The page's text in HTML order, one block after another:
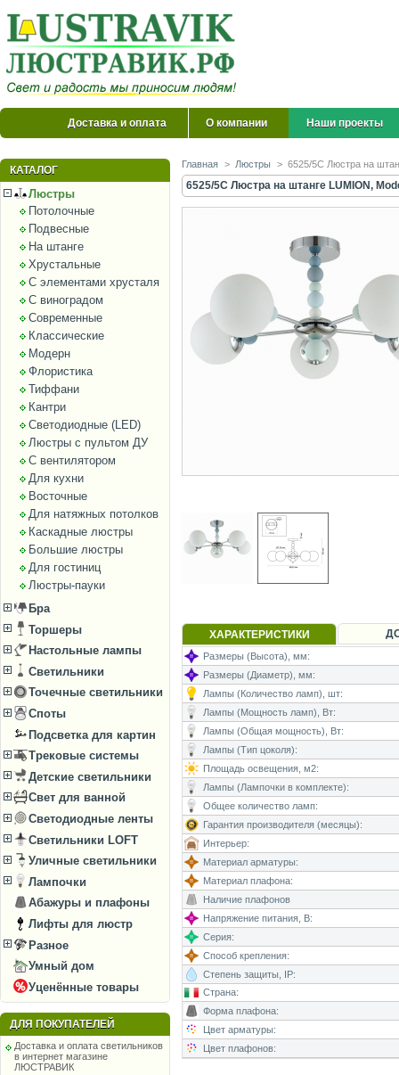
Доставка и оплата О компании Наши проекты
КАТАЛОГ
Люстры
Потолочные
Подвесные
На штанге
Хрустальные
С элементами хрусталя
С виноградом
Современные
Классические
Модерн
Флористика
Тиффани
Кантри
Светодиодные (LED)
Люстры с пультом ДУ
С вентилятором
Для кухни
Восточные
Для натяжных потолков
Каскадные люстры
Большие люстры
Для гостиниц
Люстры-пауки
Бра
Торшеры
Настольные лампы
Светильники
Точечные светильники
Споты
Подсветка для картин
Трековые системы
Детские светильники
Свет для ванной
Светодиодные ленты
Светильники LOFT
Уличные светильники
Лампочки
Абажуры и плафоны
Лифты для люстр
Разное
Умный дом
Уценённые товары
ДЛЯ ПОКУПАТЕЛЕЙ
Доставка и оплата светильников
в интернет магазине
ЛЮСТРАВИК
Главная > Люстры > 6525/5C Люстра на
6525/5C Люстра на штанге LUMION,
ХАРАКТЕРИСТИКИ
Размеры (Высота), мм:
Размеры (Диаметр), мм:
Лампы (Количество ламп), шт:
Лампы (Мощность ламп), Вт:
Лампы (Общая мощность), Вт:
Лампы (Тип цоколя):
Площадь освещения, м2:
Лампы (Лампочки в комплекте):
Общее количество ламп:
Гарантия производителя (месяцы):
Интерьер:
Материал арматуры:
Материал плафона:
Наличие плафонов
Напряжение питания, В:
Серия:
Способ крепления:
Степень защиты, IP:
Страна:
Форма плафона:
Цвет арматуры:
Цвет плафонов: